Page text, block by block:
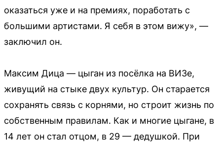
оказаться уже и на премиях, поработать с
большими артистами. Я себя в этом вижу», —
заключил он.
Максим Дица — цыган из посёлка на ВИЗе,
живущий на стыке двух культур. Он старается
сохранять связь с корнями, но строит жизнь по
собственным правилам. Как и многие цыгане, в
14 лет он стал отцом, в 29 — дедушкой. При